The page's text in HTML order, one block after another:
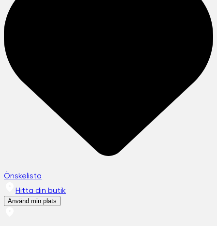
Önskelista
Hitta din butik
Använd min plats